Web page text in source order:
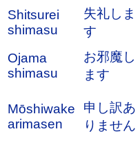
Shitsurei
shimasu
失礼しま
す
Ojama
shimasu
お邪魔し
ます
Mōshiwake
arimasen
申し訳あ
りません